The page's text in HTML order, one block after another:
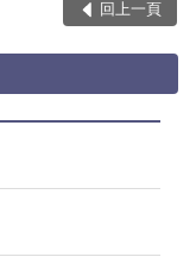
回上一頁